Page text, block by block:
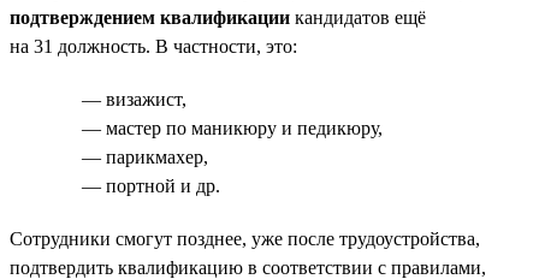
подтверждением квалификации кандидатов ещё
на 31 должность. В частности, это:
— визажист,
— мастер по маникюру и педикюру,
— парикмахер,
— портной и др.
Сотрудники смогут позднее, уже после трудоустройства,
подтвердить квалификацию в соответствии с правилами,